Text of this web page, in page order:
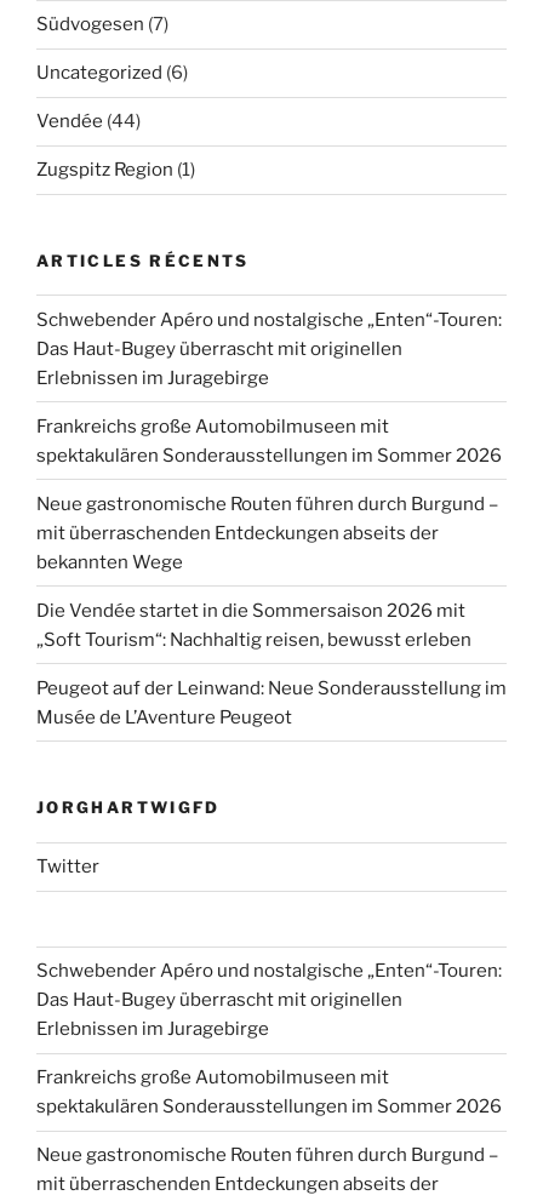
Südvogesen (7)
Uncategorized (6)
Vendée (44)
Zugspitz Region (1)
ARTICLES RÉCENTS
Schwebender Apéro und nostalgische „Enten“-Touren:
Das Haut-Bugey überrascht mit originellen
Erlebnissen im Juragebirge
Frankreichs große Automobilmuseen mit
spektakulären Sonderausstellungen im Sommer 2026
Neue gastronomische Routen führen durch Burgund –
mit überraschenden Entdeckungen abseits der
bekannten Wege
Die Vendée startet in die Sommersaison 2026 mit
„Soft Tourism“: Nachhaltig reisen, bewusst erleben
Peugeot auf der Leinwand: Neue Sonderausstellung im
Musée de L’Aventure Peugeot
JORGHARTWIGFD
Twitter
Schwebender Apéro und nostalgische „Enten“-Touren:
Das Haut-Bugey überrascht mit originellen
Erlebnissen im Juragebirge
Frankreichs große Automobilmuseen mit
spektakulären Sonderausstellungen im Sommer 2026
Neue gastronomische Routen führen durch Burgund –
mit überraschenden Entdeckungen abseits der